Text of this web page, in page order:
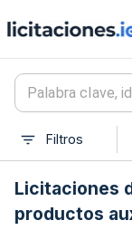
Filtros
Licitaciones
productos